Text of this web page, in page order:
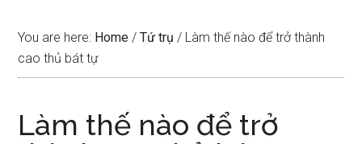
You are here: Home / Tứ trụ / Làm thế nào để trở thành
cao thủ bát tự
Làm thế nào để trở